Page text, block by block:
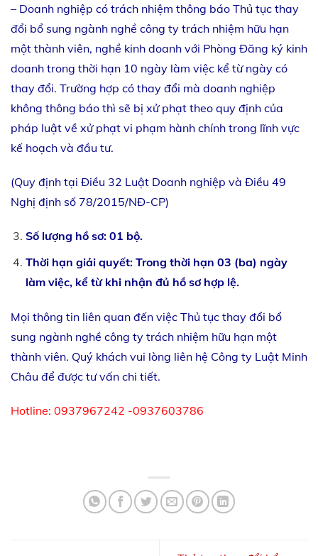
– Doanh nghiệp có trách nhiệm thông báo Thủ tục thay
đổi bổ sung ngành nghề công ty trách nhiệm hữu hạn
một thành viên, nghề kinh doanh với Phòng Đăng ký kinh
doanh trong thời hạn 10 ngày làm việc kể từ ngày có
thay đổi. Trường hợp có thay đổi mà doanh nghiệp
không thông báo thì sẽ bị xử phạt theo quy định của
pháp luật về xử phạt vi phạm hành chính trong lĩnh vực
kế hoạch và đầu tư.
(Quy định tại Điều 32 Luật Doanh nghiệp và Điều 49
Nghị định số 78/2015/NĐ-CP)
Số lượng hồ sơ: 01 bộ.
Thời hạn giải quyết: Trong thời hạn 03 (ba) ngày
làm việc, kể từ khi nhận đủ hồ sơ hợp lệ.
Mọi thông tin liên quan đến việc Thủ tục thay đổi bổ
sung ngành nghề công ty trách nhiệm hữu hạn một
thành viên. Quý khách vui lòng liên hệ Công ty Luật Minh
Châu để được tư vấn chi tiết.
Hotline: 0937967242 -0937603786